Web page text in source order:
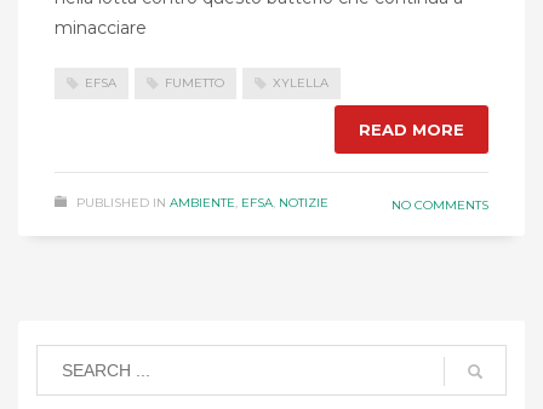
minacciare
EFSA FUMETTO XYLELLA
READ MORE
PUBLISHED IN AMBIENTE, EFSA, NOTIZIE NO COMMENTS